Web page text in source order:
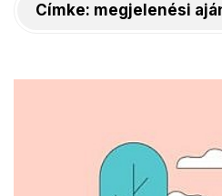
l
s
Címke: megjelenési